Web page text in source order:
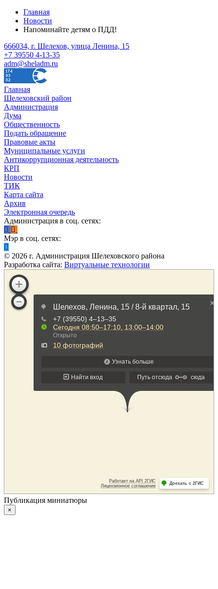
Главная
Новости
Напоминайте детям о ПДД!
666034, г. Шелехов, улица Ленина, 15
+7 39550 4-13-35
adm@sheladm.ru
Главная
Шелеховский район
Администрация
Дума
Общественность
Подать обращение
Правовые акты
Муниципальные услуги
Антикоррупционная деятельность
КРП
Новости
ТИК
Карта сайта
Архив
Электронная очередь
Администрация в соц. сетях:
Мэр в соц. сетях:
© 2026 г. Администрация Шелеховского района
Разработка сайта: Виртуальные технологии
Публикация миниатюры
×